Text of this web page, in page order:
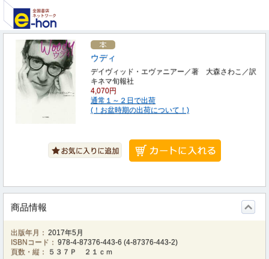
ウディ
デイヴィッド・エヴァニアー／著 大森さわこ／訳
キネマ旬報社
4,070円
通常１～２日で出荷
(！お盆時期の出荷について！)
商品情報
出版年月： 2017年5月
ISBNコード： 978-4-87376-443-6 (4-87376-443-2)
頁数・縦：
５３７Ｐ ２１ｃｍ